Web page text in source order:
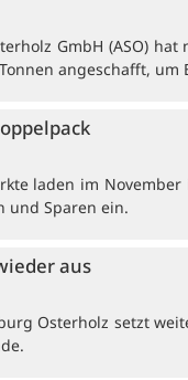
GmbH (ASO)
angeschafft,
laden im
und Sparen ein.
aus
Osterholz setzt